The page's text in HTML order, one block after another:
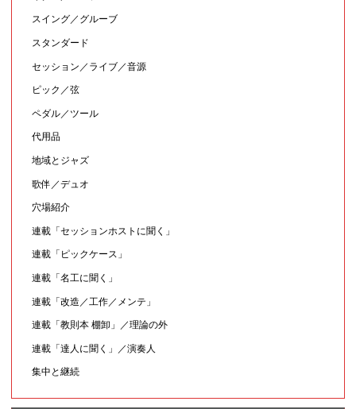
スイング／グルーブ
スタンダード
セッション／ライブ／音源
ピック／弦
ペダル／ツール
代用品
地域とジャズ
歌伴／デュオ
穴場紹介
連載「セッションホストに聞く」
連載「ピックケース」
連載「名工に聞く」
連載「改造／工作／メンテ」
連載「教則本 棚卸」／理論の外
連載「達人に聞く」／演奏人
集中と継続